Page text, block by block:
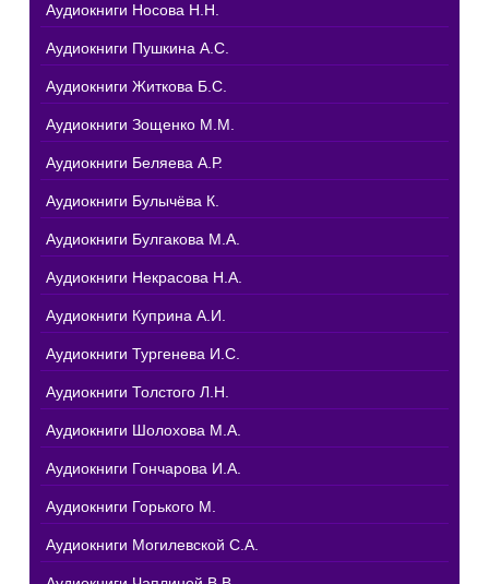
Аудиокниги Носова Н.Н.
Аудиокниги Пушкина А.С.
Аудиокниги Житкова Б.С.
Аудиокниги Зощенко М.М.
Аудиокниги Беляева А.Р.
Аудиокниги Булычёва К.
Аудиокниги Булгакова М.А.
Аудиокниги Некрасова Н.А.
Аудиокниги Куприна А.И.
Аудиокниги Тургенева И.С.
Аудиокниги Толстого Л.Н.
Аудиокниги Шолохова М.А.
Аудиокниги Гончарова И.А.
Аудиокниги Горького М.
Аудиокниги Могилевской С.А.